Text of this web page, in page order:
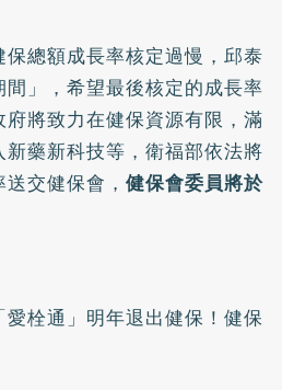
總額成長率核定過慢，邱泰
」，希望最後核定的成長率
將致力在健保資源有限，滿
藥新科技等，衛福部依法將
交健保會， 健保會委員將於
栓通」明年退出健保！健保